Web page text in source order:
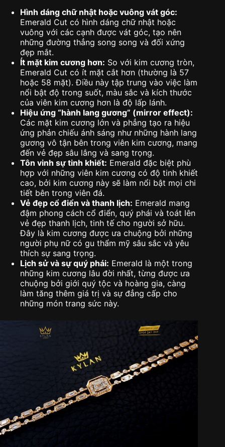
Hình dáng chữ nhật hoặc vuông vát góc:
Emerald Cut có hình dáng chữ nhật hoặc
vuông với các cạnh được vát góc, tạo nên
những đường thẳng song song và đối xứng
đẹp mắt.
Ít mặt kim cương hơn: So với kim cương tròn,
Emerald Cut có ít mặt cắt hơn (thường là 57
hoặc 58 mặt). Điều này tập trung vào việc làm
nổi bật độ trong suốt, màu sắc và kích thước
của viên kim cương hơn là độ lấp lánh.
Hiệu ứng “hành lang gương” (mirror effect):
Các mặt kim cương lớn và phẳng tạo ra hiệu
ứng phản chiếu ánh sáng như những hành lang
gương vô tận bên trong viên kim cương, mang
đến vẻ đẹp sâu lắng và sang trọng.
Tôn vinh sự tinh khiết: Emerald đặc biệt phù
hợp với những viên kim cương có độ tinh khiết
cao, bởi kim cương này sẽ làm nổi bật mọi chi
tiết bên trong viên đá.
Vẻ đẹp cổ điển và thanh lịch: Emerald mang
đậm phong cách cổ điển, quý phái và toát lên
vẻ đẹp thanh lịch, tinh tế cho người sở hữu.
Đây là kim cương được ưa chuộng bởi những
người phụ nữ có gu thẩm mỹ sâu sắc và yêu
thích sự sang trọng.
Lịch sử và sự quý phái: Emerald là một trong
những kim cương lâu đời nhất, từng được ưa
chuộng bởi giới quý tộc và hoàng gia, càng
làm tăng thêm giá trị và sự đẳng cấp cho
những món trang sức này.